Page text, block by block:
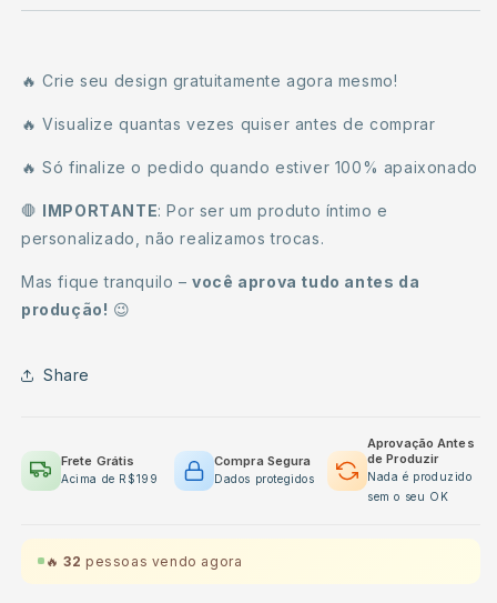
🔥 Crie seu design gratuitamente agora mesmo!
🔥 Visualize quantas vezes quiser antes de comprar
🔥 Só finalize o pedido quando estiver 100% apaixonado
🛑 IMPORTANTE: Por ser um produto íntimo e
personalizado, não realizamos trocas.
Mas fique tranquilo –você aprova tudo antes da
produção! 😉
Share
Frete Grátis
Acima de R$199
Compra Segura
Dados protegidos
Aprovação Antes
de Produzir
Nada é produzido
sem o seu OK
🔥32 pessoas vendo agora